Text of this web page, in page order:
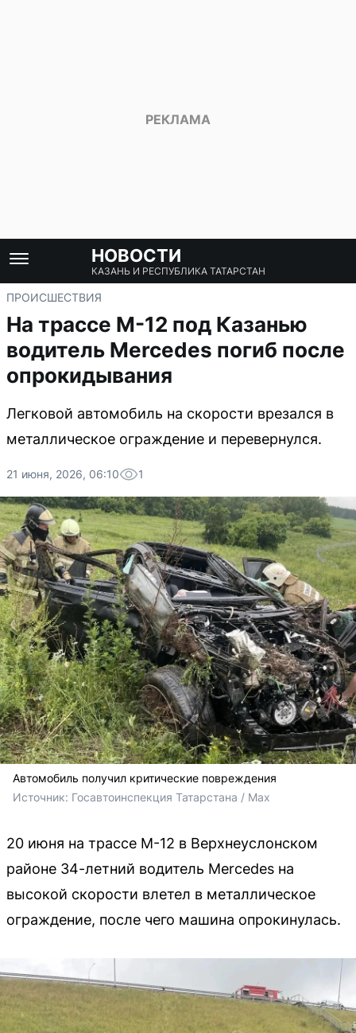
НОВОСТИ
КАЗАНЬ И РЕСПУБЛИКА ТАТАРСТАН
ПРОИСШЕСТВИЯ
На трассе М-12 под Казанью
водитель Mercedes погиб после
опрокидывания
Легковой автомобиль на скорости врезался в
металлическое ограждение и перевернулся.
21 июня, 2026, 06:10 1
Автомобиль получил критические повреждения
Источник: Госавтоинспекция Татарстана / Max
20 июня на трассе М-12 в Верхнеуслонском
районе 34-летний водитель Mercedes на
высокой скорости влетел в металлическое
ограждение, после чего машина опрокинулась.